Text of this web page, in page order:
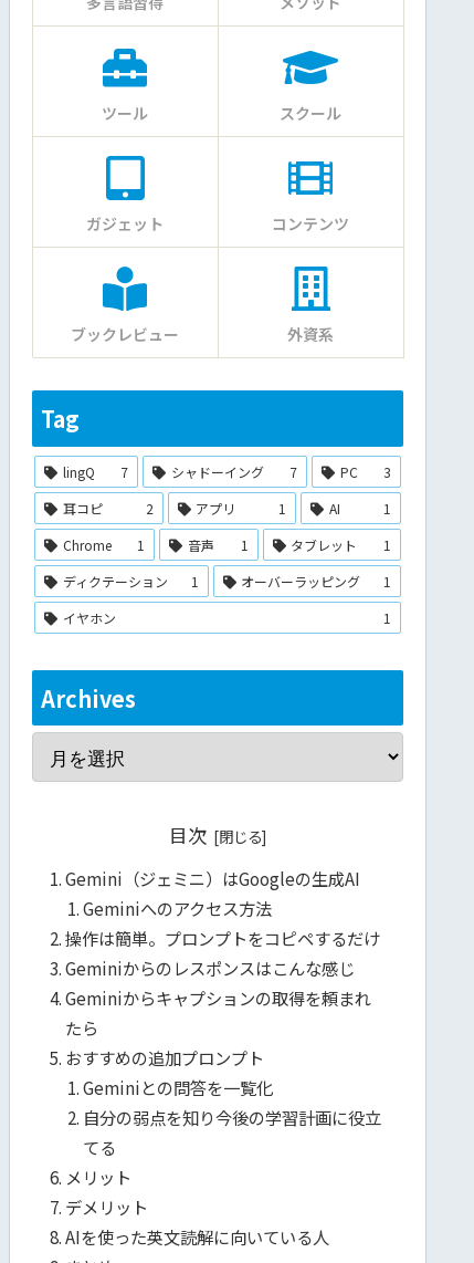
ツール スクール
ガジェット コンテンツ
ブックレビュー 外資系
Tag
lingQ 7 シャドーイング 7 PC
3
耳コピ
2 アプリ 1 AI
1
Chrome
1 音声 1 タブレット
1
ディクテーション
1 オーバーラッピング
1
イヤホン
1
Archives
目次
Gemini（ジェミニ）はGoogleの生成AI
Geminiへのアクセス方法
操作は簡単。プロンプトをコピペするだけ
Geminiからのレスポンスはこんな感じ
Geminiからキャプションの取得を頼まれ
たら
おすすめの追加プロンプト
Geminiとの問答を一覧化
自分の弱点を知り今後の学習計画に役立
てる
メリット
デメリット
AIを使った英文読解に向いている人